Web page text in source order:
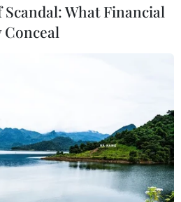
What Financial